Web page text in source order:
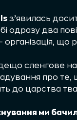
з’явилась
одразу два
організація, що
сленгове
про
до царства
ми